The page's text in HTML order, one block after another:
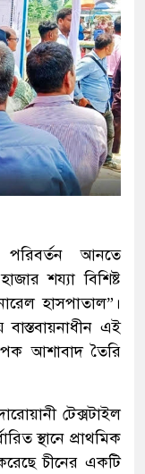
পরিবর্তন আনতে
শয্যা বিশিষ্ট
হাসপাতাল”।
এই
আশাবাদ তৈরি
টেক্সটাইল
স্থানে প্রাথমিক
চীনের একটি